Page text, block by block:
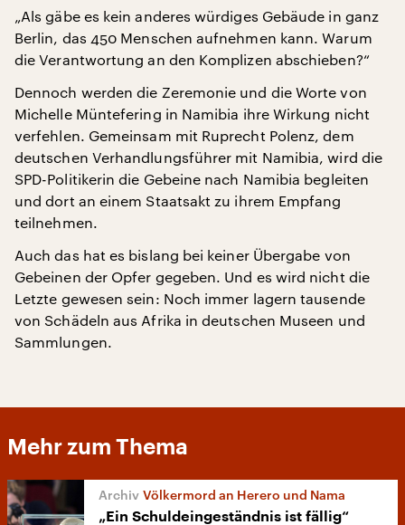
„Als gäbe es kein anderes würdiges Gebäude in ganz
Berlin, das 450 Menschen aufnehmen kann. Warum
die Verantwortung an den Komplizen abschieben?“
Dennoch werden die Zeremonie und die Worte von
Michelle Müntefering in Namibia ihre Wirkung nicht
verfehlen. Gemeinsam mit Ruprecht Polenz, dem
deutschen Verhandlungsführer mit Namibia, wird die
SPD-Politikerin die Gebeine nach Namibia begleiten
und dort an einem Staatsakt zu ihrem Empfang
teilnehmen.
Auch das hat es bislang bei keiner Übergabe von
Gebeinen der Opfer gegeben. Und es wird nicht die
Letzte gewesen sein: Noch immer lagern tausende
von Schädeln aus Afrika in deutschen Museen und
Sammlungen.
Mehr zum Thema
Völkermord an Herero und Nama
„Ein Schuldeingeständnis ist fällig“